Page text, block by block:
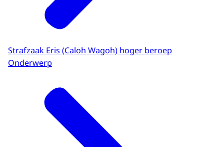
Strafzaak Eris (Caloh Wagoh) hoger beroep
Onderwerp